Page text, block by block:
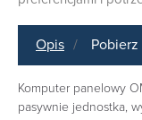
Opis Pobierz
Komputer panelowy
pasywnie jednostka,